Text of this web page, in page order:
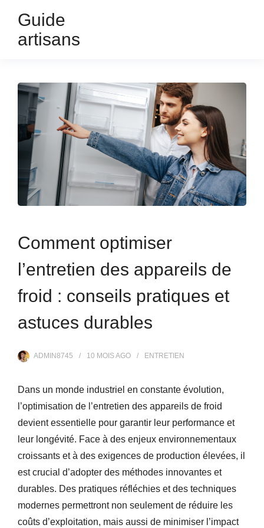
Guide
artisans
Comment optimiser
l’entretien des appareils de
froid : conseils pratiques et
astuces durables
ADMIN8745 10 MOISAGO ENTRETIEN
Dans un monde industriel en constante évolution,
l’optimisation de l’entretien des appareils de froid
devient essentielle pour garantir leur performance et
leur longévité. Face à des enjeux environnementaux
croissants et à des exigences de production élevées, il
est crucial d’adopter des méthodes innovantes et
durables. Des pratiques réfléchies et des techniques
modernes permettront non seulement de réduire les
coûts d’exploitation, mais aussi de minimiser l’impact